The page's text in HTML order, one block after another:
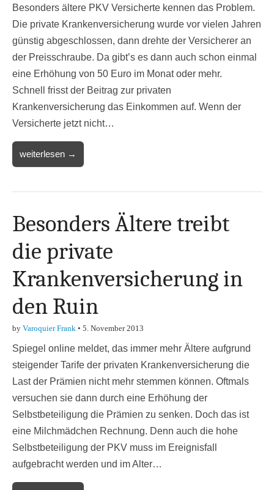
Besonders ältere PKV Versicherte kennen das Problem.
Die private Krankenversicherung wurde vor vielen Jahren
günstig abgeschlossen, dann drehte der Versicherer an
der Preisschraube. Da gibt’s es dann auch schon einmal
eine Erhöhung von 50 Euro im Monat oder mehr.
Schnell frisst der Beitrag zur privaten
Krankenversicherung das Einkommen auf. Wenn der
Versicherte jetzt nicht…
weiterlesen →
Besonders Ältere treibt
die private
Krankenversicherung in
den Ruin
by Varoquier Frank • 5. November 2013
Spiegel online meldet, das immer mehr Ältere aufgrund
steigender Tarife der privaten Krankenversicherung die
Last der Prämien nicht mehr stemmen können. Oftmals
versuchen sie dann durch eine Erhöhung der
Selbstbeteiligung die Prämien zu senken. Doch das ist
eine Milchmädchen Rechnung. Denn auch die hohe
Selbstbeteiligung der PKV muss im Ereignisfall
aufgebracht werden und im Alter…